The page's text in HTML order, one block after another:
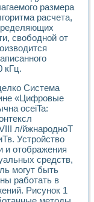
принципа действия
принимаемых решений в
систем» и
электрических
характеристик на
работы
в среде
проекта
практикумов
и
практикума по
по электротехнике
частотного анализа
«Технологии
размера
расчета,
свободной от
кГц.
Система
«Цифровые
oceiTa:
л/йжнародноТ
Устройство
и отображения
средств,
могут быть
работать в
Рисунок 1